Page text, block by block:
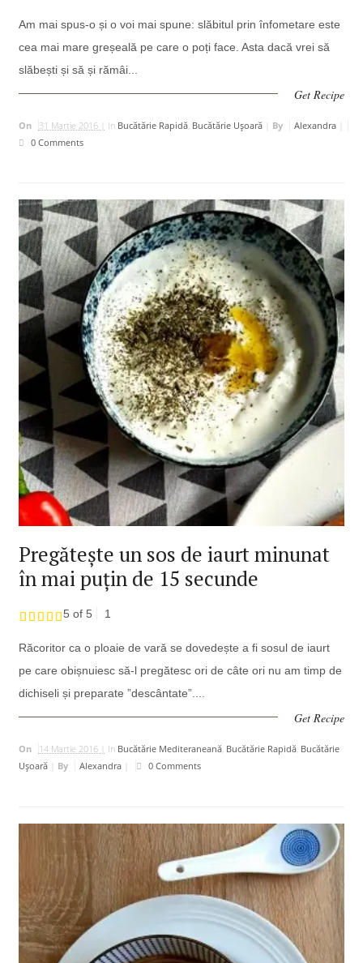
Am mai spus-o și o voi mai spune: slăbitul prin înfometare este
cea mai mare greșeală pe care o poți face. Asta dacă vrei să
slăbești și să și rămâi...
Get Recipe
On 31 Martie 2016 | In Bucătărie Rapidă, Bucătărie Uşoară| By Alexandra|
0 Comments
Pregătește un sos de iaurt minunat
în mai puțin de 15 secunde
5 of 5 1
Răcoritor ca o ploaie de vară se dovedește a fi sosul de iaurt
pe care obișnuiesc să-l pregătesc ori de câte ori nu am timp de
dichiseli și preparate ”descântate”....
Get Recipe
On 14 Martie 2016 | In Bucătărie Mediteraneană, Bucătărie Rapidă, Bucătărie
Uşoară| By Alexandra| 0 Comments